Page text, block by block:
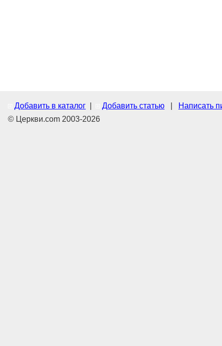
Добавить в каталог Добавить статью
Написать
© Церкви.com 2003-2026